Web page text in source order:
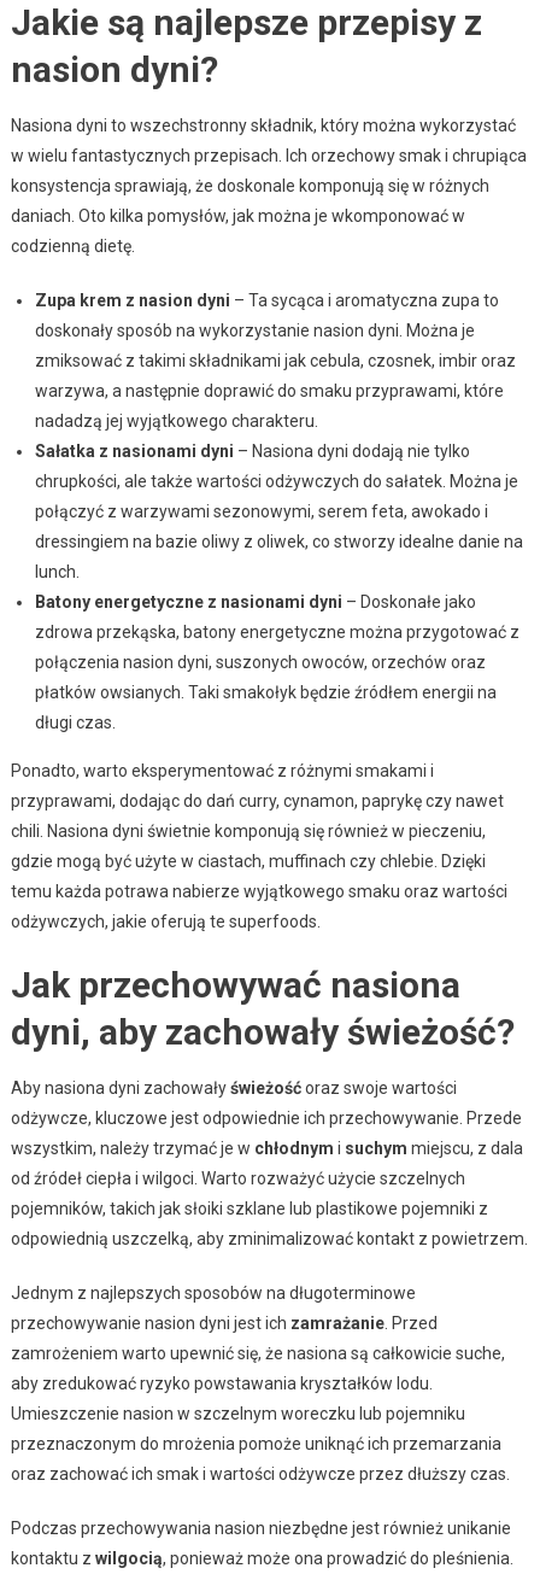
Jakie są najlepsze przepisy z
nasion dyni?
Nasiona dyni to wszechstronny składnik, który można wykorzystać
w wielu fantastycznych przepisach. Ich orzechowy smak i chrupiąca
konsystencja sprawiają, że doskonale komponują się w różnych
daniach. Oto kilka pomysłów, jak można je wkomponować w
codzienną dietę.
Zupa krem z nasion dyni – Ta sycąca i aromatyczna zupa to
doskonały sposób na wykorzystanie nasion dyni. Można je
zmiksować z takimi składnikami jak cebula, czosnek, imbir oraz
warzywa, a następnie doprawić do smaku przyprawami, które
nadadzą jej wyjątkowego charakteru.
Sałatka z nasionami dyni – Nasiona dyni dodają nie tylko
chrupkości, ale także wartości odżywczych do sałatek. Można je
połączyć z warzywami sezonowymi, serem feta, awokado i
dressingiem na bazie oliwy z oliwek, co stworzy idealne danie na
lunch.
Batony energetyczne z nasionami dyni – Doskonałe jako
zdrowa przekąska, batony energetyczne można przygotować z
połączenia nasion dyni, suszonych owoców, orzechów oraz
płatków owsianych. Taki smakołyk będzie źródłem energii na
długi czas.
Ponadto, warto eksperymentować z różnymi smakami i
przyprawami, dodając do dań curry, cynamon, paprykę czy nawet
chili. Nasiona dyni świetnie komponują się również w pieczeniu,
gdzie mogą być użyte w ciastach, muffinach czy chlebie. Dzięki
temu każda potrawa nabierze wyjątkowego smaku oraz wartości
odżywczych, jakie oferują te superfoods.
Jak przechowywać nasiona
dyni, aby zachowały świeżość?
Aby nasiona dyni zachowałyświeżośćoraz swoje wartości
odżywcze, kluczowe jest odpowiednie ich przechowywanie. Przede
wszystkim, należy trzymać je w chłodnym i suchym miejscu, z dala
od źródeł ciepła i wilgoci. Warto rozważyć użycie szczelnych
pojemników, takich jak słoiki szklane lub plastikowe pojemniki z
odpowiednią uszczelką, aby zminimalizować kontakt z powietrzem.
Jednym z najlepszych sposobów na długoterminowe
przechowywanie nasion dyni jest ich zamrażanie. Przed
zamrożeniem warto upewnić się, że nasiona są całkowicie suche,
aby zredukować ryzyko powstawania kryształków lodu.
Umieszczenie nasion w szczelnym woreczku lub pojemniku
przeznaczonym do mrożenia pomoże uniknąć ich przemarzania
oraz zachować ich smak i wartości odżywcze przez dłuższy czas.
Podczas przechowywania nasion niezbędne jest również unikanie
kontaktu z wilgocią, ponieważ może ona prowadzić do pleśnienia.